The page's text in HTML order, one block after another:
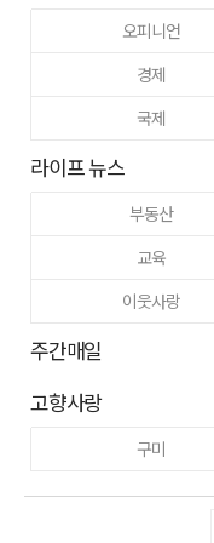
오피니언
경제
국제
라이프 뉴스
부동산
교육
이웃사랑
주간매일
고향사랑
구미